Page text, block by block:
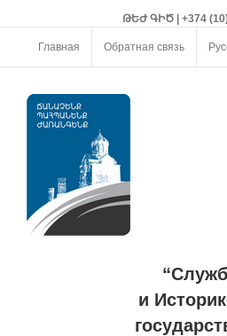
ԹԵԺ ԳԻԾ | +374
Главная Обратная связь
и